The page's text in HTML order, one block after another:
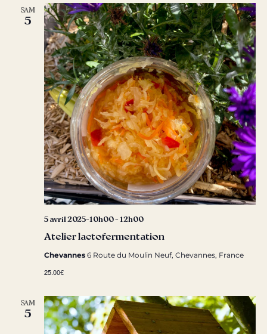
SAM
5
Atelier lactofermentation
5 avril 2025-10h00- 12h00
Chevannes 6 Route du Moulin Neuf, Chevannes, France
25.00€
SAM
5